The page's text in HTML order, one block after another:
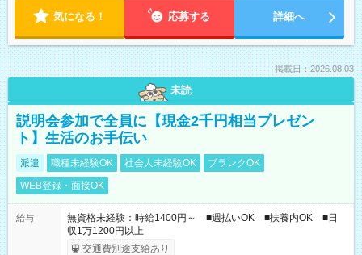
気になる！ 応募する 詳細へ
掲載日：2026.08.03
未読
説明会参加で全員に【現金2千円相当プレゼン
ト】生活のお手伝い
派遣 職種未経験OK 社会人未経験OK
ブランクOK
WEB登録・面接OK
給与
無資格未経験：時給1400円～ ■週払いOK ■扶養内OK ■日
収1万1200円以上
交通費別途支給あり